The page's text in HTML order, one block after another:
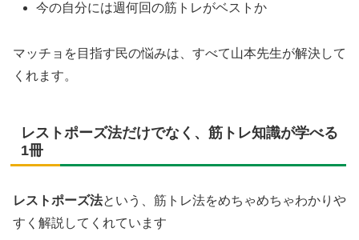
今の自分には週何回の筋トレがベストか
マッチョを目指す民の悩みは、すべて山本先生が解決して
くれます。
レストポーズ法だけでなく、筋トレ知識が学べる
1冊
レストポーズ法という、筋トレ法をめちゃめちゃわかりや
すく解説してくれています